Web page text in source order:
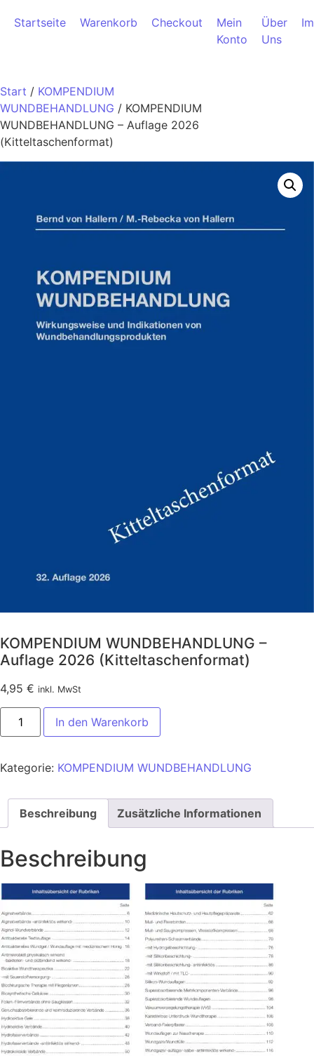
Startseite
Warenkorb Checkout
Mein
Konto
Über
Uns
Start / KOMPENDIUM
WUNDBEHANDLUNG / KOMPENDIUM
WUNDBEHANDLUNG – Auflage 2026
(Kitteltaschenformat)
KOMPENDIUM WUNDBEHANDLUNG –
Auflage 2026 (Kitteltaschenformat)
4,95 € inkl. MwSt
KOMPENDIUM WUNDBEHANDLUNG - Auflage 2026
In den Warenkorb
Kategorie: KOMPENDIUM WUNDBEHANDLUNG
Beschreibung Zusätzliche Informationen
Beschreibung